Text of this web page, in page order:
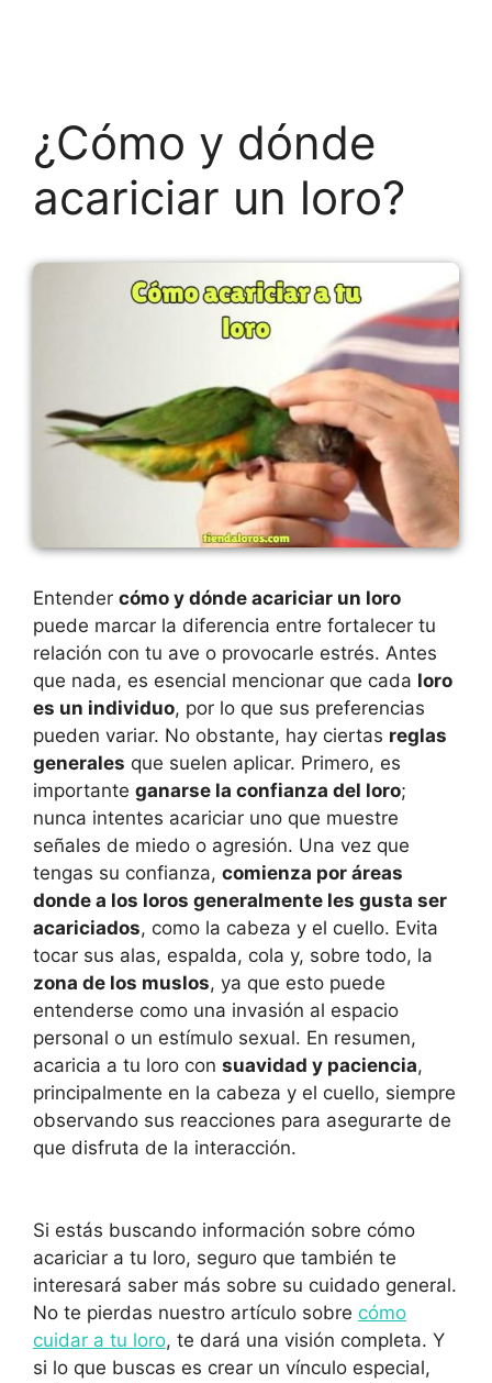
¿Cómo y dónde
acariciar un loro?
Entender cómo y dónde acariciar un loro
puede marcar la diferencia entre fortalecer tu
relación con tu ave o provocarle estrés. Antes
que nada, es esencial mencionar que cada loro
es un individuo, por lo que sus preferencias
pueden variar. No obstante, hay ciertas reglas
generales que suelen aplicar. Primero, es
importante ganarse la confianza del loro;
nunca intentes acariciar uno que muestre
señales de miedo o agresión. Una vez que
tengas su confianza, comienza por áreas
donde a los loros generalmente les gusta ser
acariciados, como la cabeza y el cuello. Evita
tocar sus alas, espalda, cola y, sobre todo, la
zona de los muslos, ya que esto puede
entenderse como una invasión al espacio
personal o un estímulo sexual. En resumen,
acaricia a tu loro con suavidad y paciencia,
principalmente en la cabeza y el cuello, siempre
observando sus reacciones para asegurarte de
que disfruta de la interacción.
Si estás buscando información sobre cómo
acariciar a tu loro, seguro que también te
interesará saber más sobre su cuidado general.
No te pierdas nuestro artículo sobre cómo
cuidar a tu loro, te dará una visión completa. Y
si lo que buscas es crear un vínculo especial,